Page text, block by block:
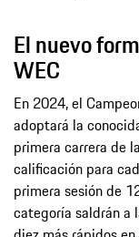
El nuevo
WEC
En 2024, el
adoptará la
primera carrera de
calificación para
primera sesión de
categoría saldrán a